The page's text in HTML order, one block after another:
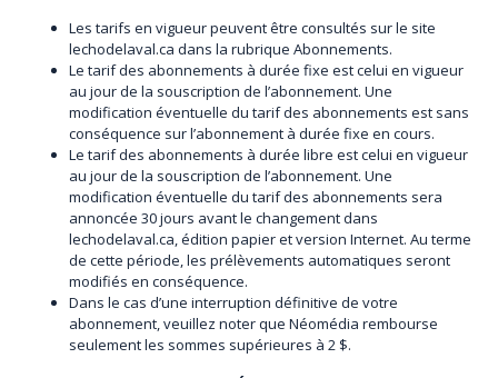
Les tarifs en vigueur peuvent être consultés sur le site
lechodelaval.ca dans la rubrique Abonnements.
Le tarif des abonnements à durée fixe est celui en vigueur
au jour de la souscription de l’abonnement. Une
modification éventuelle du tarif des abonnements est sans
conséquence sur l’abonnement à durée fixe en cours.
Le tarif des abonnements à durée libre est celui en vigueur
au jour de la souscription de l’abonnement. Une
modification éventuelle du tarif des abonnements sera
annoncée 30 jours avant le changement dans
lechodelaval.ca, édition papier et version Internet. Au terme
de cette période, les prélèvements automatiques seront
modifiés en conséquence.
Dans le cas d’une interruption définitive de votre
abonnement, veuillez noter que Néomédia rembourse
seulement les sommes supérieures à 2 $.